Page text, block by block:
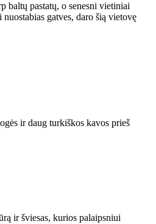
baltų pastatų, o senesni vietiniai
gatves, daro šią vietovę
ir daug turkiškos kavos prieš
ir šviesas, kurios palaipsniui